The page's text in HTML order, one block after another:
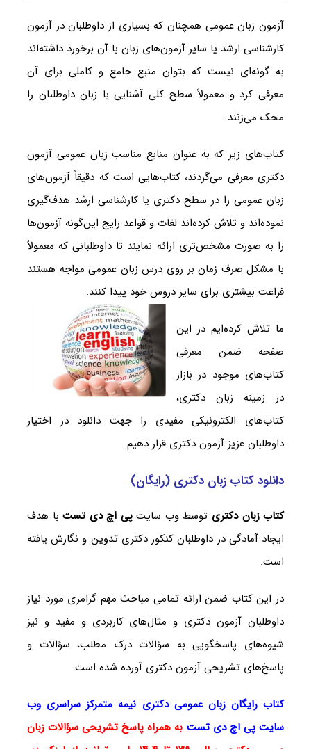
آزمون زبان عمومی همچنان که بسیاری از داوطلبان در آزمون
کارشناسی ارشد یا سایر آزمون‌های زبان با آن برخورد داشته‌اند
به گونه‌ای نیست که بتوان منبع جامع و کاملی برای آن
معرفی کرد و معمولاً سطح کلی آشنایی با زبان داوطلبان را
محک می‌زنند.
کتاب‌های زیر که به عنوان منابع مناسب زبان عمومی آزمون
دکتری معرفی می‌گردند، کتاب‌هایی است که دقیقاً آزمون‌های
زبان عمومی را در سطح دکتری یا کارشناسی ارشد هدف‌گیری
نموده‌اند و تلاش کرده‌اند لغات و قواعد رایج این‌گونه آزمون‌ها
را به صورت مشخص‌تری ارائه نمایند تا داوطلبانی که معمولاً
با مشکل صرف زمان بر روی درس زبان عمومی مواجه هستند
فراغت بیشتری برای سایر دروس خود پیدا کنند.
ما تلاش کرده‌ایم در این
صفحه ضمن معرفی
کتاب‌های موجود در بازار
در زمینه زبان دکتری،
کتاب‌های الکترونیکی مفیدی را جهت دانلود در اختیار
داوطلبان عزیز آزمون دکتری قرار دهیم.
دانلود کتاب زبان دکتری (رایگان)
کتاب زبان دکتری توسط وب سایتپی اچ دی تستبا هدف
ایجاد آمادگی در داوطلبان کنکور دکتری تدوین و نگارش یافته
است.
در این کتاب ضمن ارائه تمامی مباحث مهم گرامری مورد نیاز
داوطلبان آزمون دکتری و مثال‌های کاربردی و مفید و نیز
شیوه‌های پاسخگویی به سؤالات درک مطلب، سؤالات و
پاسخ‌های تشریحی آزمون دکتری آورده شده است.
کتاب رایگان زبان عمومی دکتری نیمه متمرکز سراسری وب
سایت پی اچ دی تست به همراه پاسخ تشریحی سؤالات زبان